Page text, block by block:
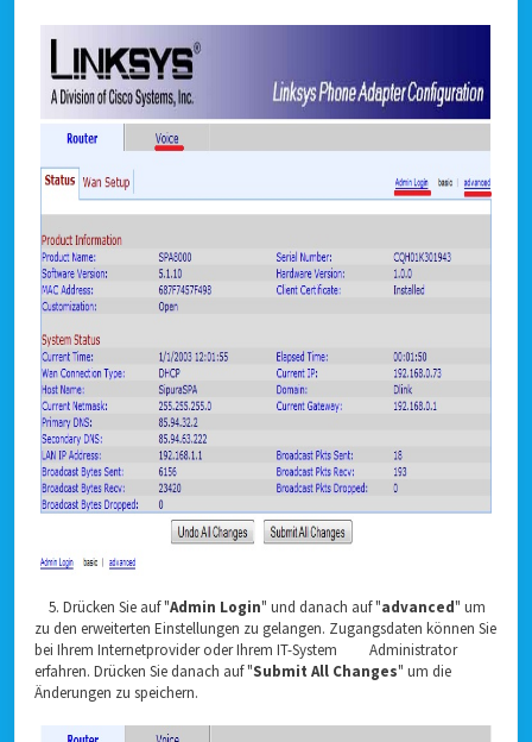
5. Drücken Sie auf "Admin Login" und danach auf "advanced" um
zu den erweiterten Einstellungen zu gelangen. Zugangsdaten können Sie
bei Ihrem Internetprovider oder Ihrem IT-System Administrator
erfahren. Drücken Sie danach auf "Submit All Changes" um die
Änderungen zu speichern.